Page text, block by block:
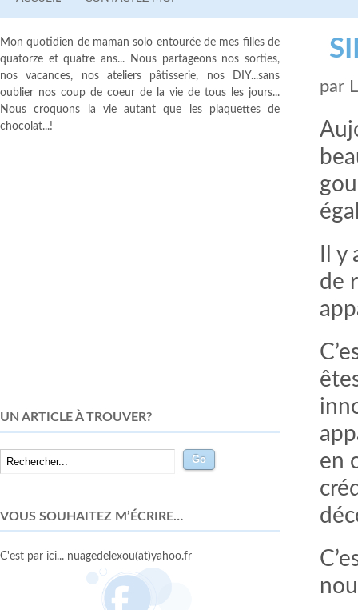
par
Il
de
en
Mon quotidien de maman solo entourée de mes filles de
quatorze et quatre ans... Nous partageons nos sorties,
nos vacances, nos ateliers pâtisserie, nos DIY...sans
oublier nos coup de coeur de la vie de tous les jours...
Nous croquons la vie autant que les plaquettes de
chocolat...!
UN ARTICLE À TROUVER?
VOUS SOUHAITEZ M’ÉCRIRE…
C'est par ici... nuagedelexou(at)yahoo.fr